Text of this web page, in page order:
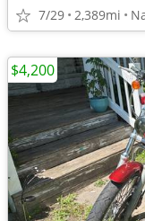
7/29 2,389mi
$4,200